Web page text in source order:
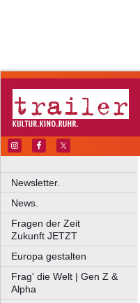
Newsletter.
News.
Fragen der Zeit
Zukunft JETZT
Europa gestalten
Frag' die Welt | Gen Z &
Alpha